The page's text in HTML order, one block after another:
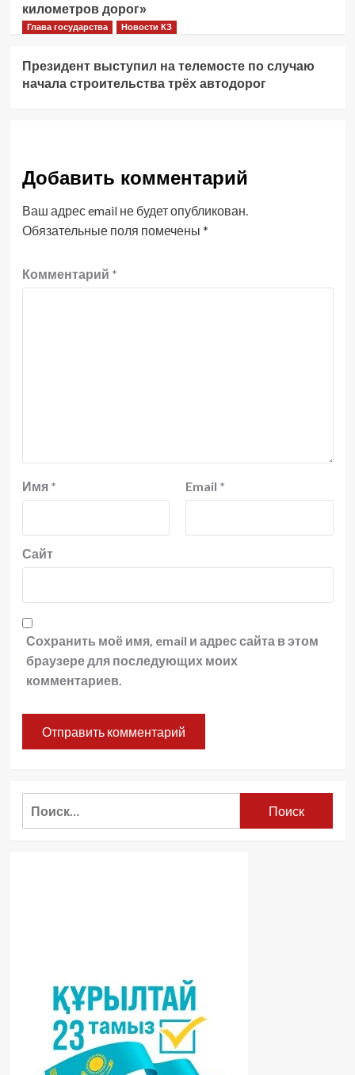
километров дорог»
Глава государства Новости КЗ
Президент выступил на телемосте по случаю
начала строительства трёх автодорог
Добавить комментарий
Ваш адрес email не будет опубликован.
Обязательные поля помечены *
Комментарий *
Имя * Email *
Сайт
Сохранить моё имя, email и адрес сайта в этом
браузере для последующих моих
комментариев.